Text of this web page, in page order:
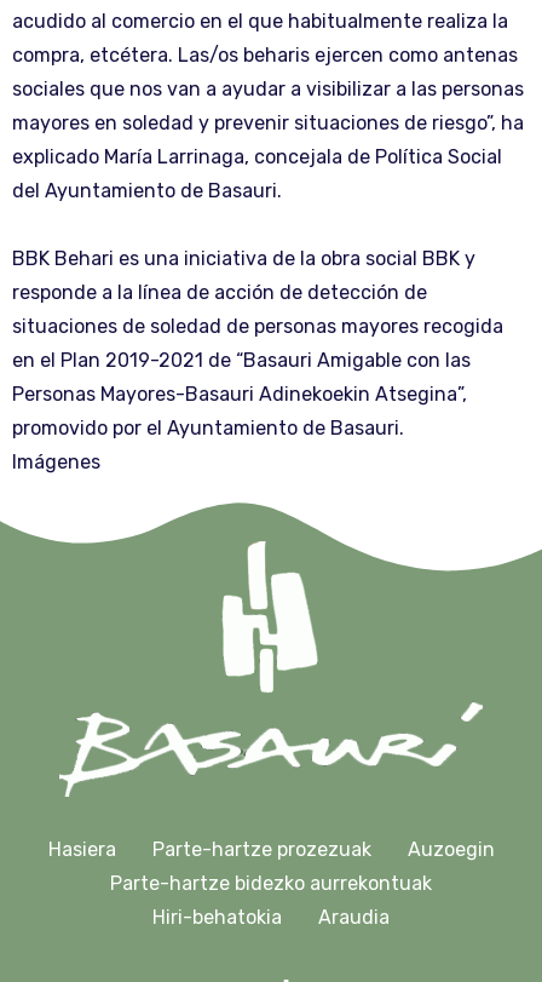
acudido al comercio en el que habitualmente realiza la
compra, etcétera. Las/os beharis ejercen como antenas
sociales que nos van a ayudar a visibilizar a las personas
mayores en soledad y prevenir situaciones de riesgo”, ha
explicado María Larrinaga, concejala de Política Social
del Ayuntamiento de Basauri.
BBK Behari es una iniciativa de la obra social BBK y
responde a la línea de acción de detección de
situaciones de soledad de personas mayores recogida
en el Plan 2019-2021 de “Basauri Amigable con las
Personas Mayores-Basauri Adinekoekin Atsegina”,
promovido por el Ayuntamiento de Basauri.
Imágenes
Hasiera Parte-hartze prozezuak
Auzoegin
Parte-hartze bidezko aurrekontuak
Hiri-behatokia
Araudia